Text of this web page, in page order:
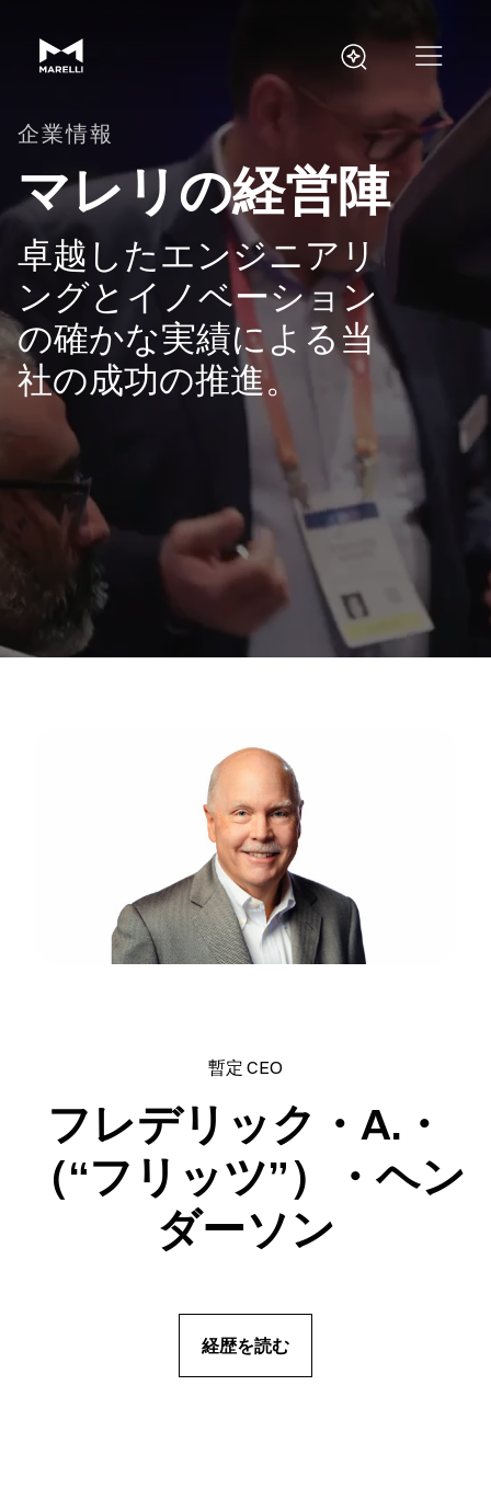
企業情報
マレリの経営陣
卓越したエンジニアリ
ングとイノベーション
の確かな実績による当
社の成功の推進。
暫定 CEO
フレデリック・A.・
（“フリッツ”）・ヘン
ダーソン
経歴を読む